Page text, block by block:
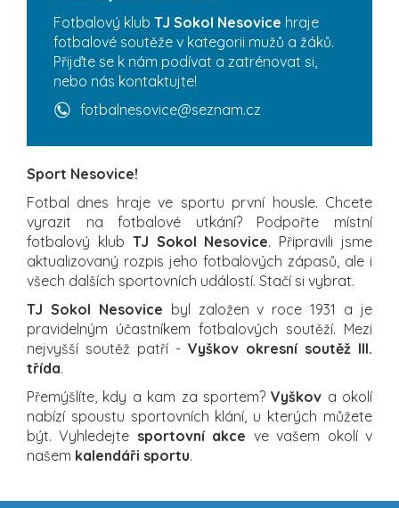
Fotbalový klub TJ Sokol Nesovice hraje
fotbalové soutěže v kategorii mužů a žáků.
Přijďte se k nám podívat a zatrénovat si,
nebo nás kontaktujte!
fotbalnesovice@seznam.cz
Sport Nesovice!
Fotbal dnes hraje ve sportu první housle. Chcete
vyrazit na fotbalové utkání? Podpořte místní
fotbalový klub TJ Sokol Nesovice. Připravili jsme
aktualizovaný rozpis jeho fotbalových zápasů, ale i
všech dalších sportovních událostí. Stačí si vybrat.
TJ Sokol Nesovice byl založen v roce 1931 a je
pravidelným účastníkem fotbalových soutěží. Mezi
nejvyšší soutěž patří - Vyškov okresní soutěž III.
třída.
Přemýšlíte, kdy a kam za sportem?Vyškov a okolí
nabízí spoustu sportovních klání, u kterých můžete
být. Vyhledejte sportovní akce ve vašem okolí v
našem kalendáři sportu.